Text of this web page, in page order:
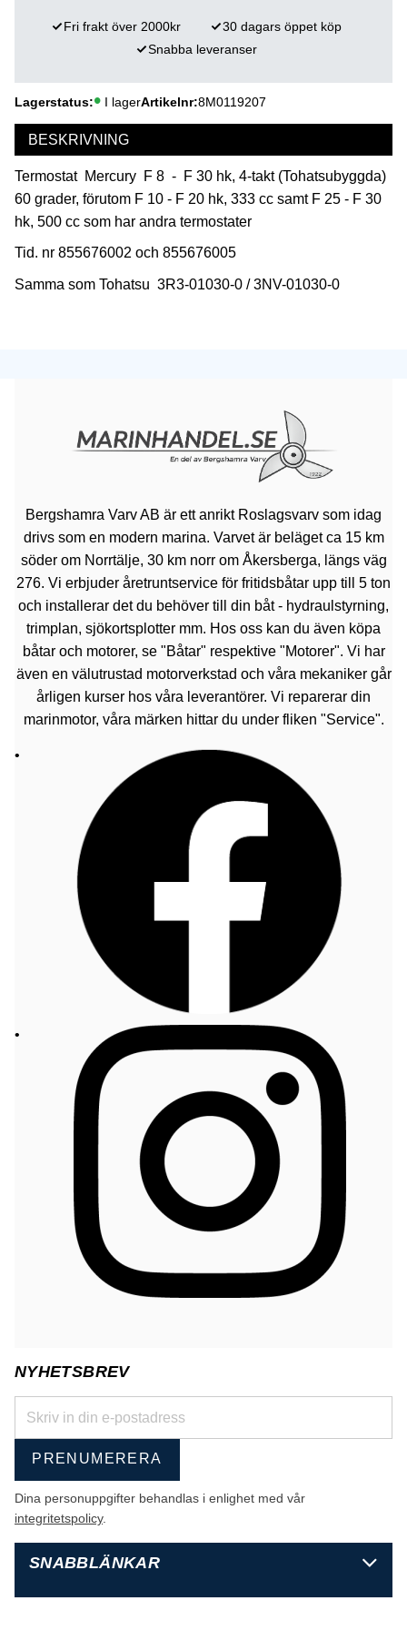
Lagerstatus I lagerArtikelnr 8M0119207
Fri frakt över 2000kr
30 dagars öppet köp
Snabba leveranser
BESKRIVNING
Termostat Mercury F 8 - F 30 hk, 4-takt (Tohatsubyggda)
60 grader, förutom F 10 - F 20 hk, 333 cc samt F 25 - F 30
hk, 500 cc som har andra termostater
Tid. nr 855676002 och 855676005
Samma som Tohatsu 3R3-01030-0 / 3NV-01030-0
Bergshamra Varv AB är ett anrikt Roslagsvarv som idag
drivs som en modern marina. Varvet är beläget ca 15 km
söder om Norrtälje, 30 km norr om Åkersberga, längs väg
276. Vi erbjuder åretruntservice för fritidsbåtar upp till 5 ton
och installerar det du behöver till din båt - hydraulstyrning,
trimplan, sjökortsplotter mm. Hos oss kan du även köpa
båtar och motorer, se "Båtar" respektive "Motorer". Vi har
även en välutrustad motorverkstad och våra mekaniker går
årligen kurser hos våra leverantörer. Vi reparerar din
marinmotor, våra märken hittar du under fliken "Service".
NYHETSBREV
PRENUMERERA
Dina personuppgifter behandlas i enlighet med vår
integritetspolicy.
SNABBLÄNKAR